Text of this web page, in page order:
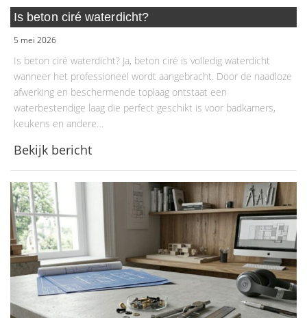
Is beton ciré waterdicht?
5 mei 2026
Is beton ciré waterdicht? Ja, beton ciré is volledig waterdicht
wanneer het professioneel wordt aangebracht. Door de naadloze
afwerking en beschermende toplaag ontstaat een
waterbestendige laag die perfect geschikt is voor badkamers,
keukens en andere…
Bekijk bericht